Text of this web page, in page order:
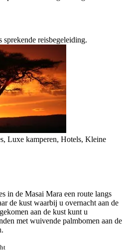
sprekende reisbegeleiding.
Luxe kamperen, Hotels, Kleine
in de Masai Mara een route langs
de kust waarbij u overnacht aan de
aan de kust kunt u
met wuivende palmbomen aan de